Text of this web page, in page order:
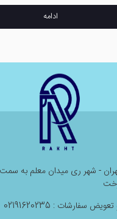
ادامه
- شهر ری میدان معلم به سمت
سفارشات : 02191620235